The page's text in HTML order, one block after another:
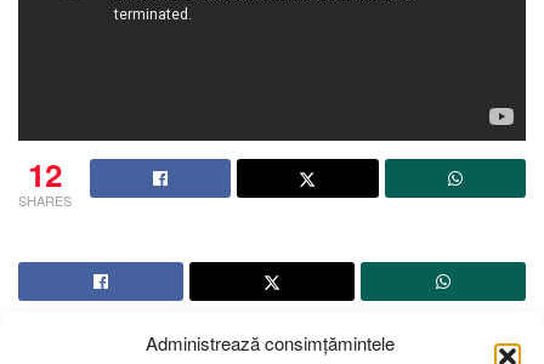
Administrează consimțămintele
12
SHARES